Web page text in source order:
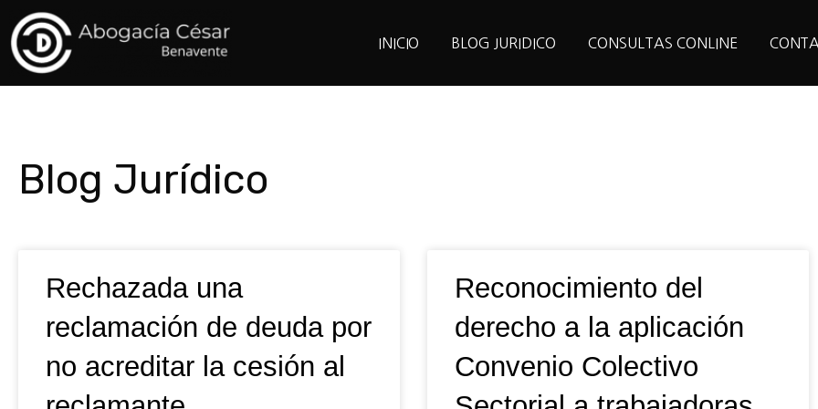
contenido
INICIO BLOG JURIDICO CONSULTAS CONLINE
Blog Jurídico
Rechazada una
reclamación de deuda por
no acreditar la cesión al
Reconocimiento del
derecho a la aplicación
Convenio Colectivo